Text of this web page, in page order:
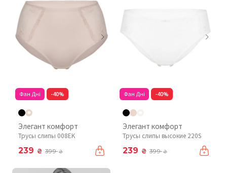
Фан Дні -40%
Элегант комфорт
Трусы слипы 008EK
239 ₴ 399₴
Фан Дні -40%
Элегант комфорт
Трусы слипы высокие 220S
239 ₴ 399₴